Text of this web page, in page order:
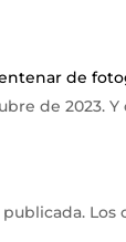
de
de 2023.
Los